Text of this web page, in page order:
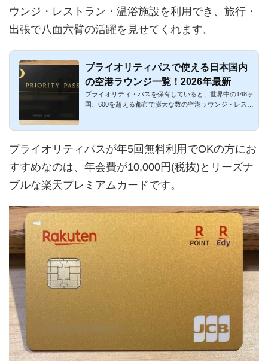
ウンジ・レストラン・温浴施設を利用でき、旅行・
出張で八面六臂の活躍を見せてくれます。
プライオリティパスで使える日本国内
の空港ラウンジ一覧！2026年最新
プライオリティ・パスを保有していると、世界中の148ヶ
国、600を超える都市で膨大な数の空港ラウンジ・レスト
プライオリティパスが年5回無料利用でOKの方にお
すすめなのは、年会費が10,000円(税抜)とリーズナ
ブルな楽天プレミアムカードです。